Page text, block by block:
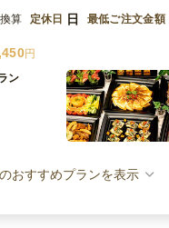
算 定休日 日 最低ご注文金額
円
ン
おすすめプランを表示